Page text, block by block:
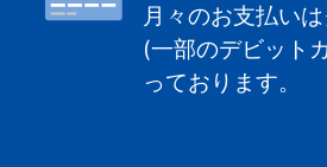
月々のお支払い
(一部のデビット
っております。